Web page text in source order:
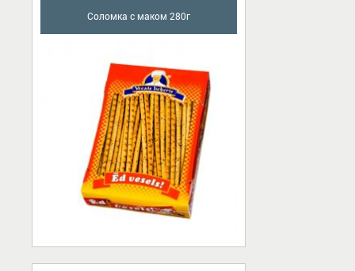
Сoломка с маком 280г